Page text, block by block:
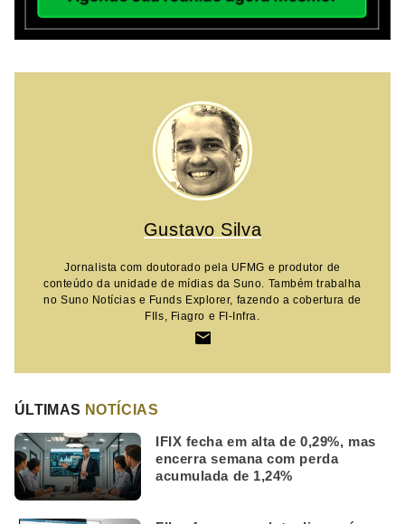
Gustavo Silva
Jornalista com doutorado pela UFMG e produtor de
conteúdo da unidade de mídias da Suno. Também trabalha
no Suno Notícias e Funds Explorer, fazendo a cobertura de
FIIs, Fiagro e FI-Infra.
ÚLTIMAS NOTÍCIAS
IFIX fecha em alta de 0,29%, mas
encerra semana com perda
acumulada de 1,24%